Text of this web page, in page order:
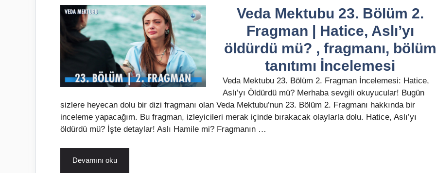
Veda Mektubu 23. Bölüm 2.
Fragman | Hatice, Aslı’yı
öldürdü mü? , fragmanı, bölüm
tanıtımı İncelemesi
Veda Mektubu 23. Bölüm 2. Fragman İncelemesi: Hatice,
Aslı’yı Öldürdü mü? Merhaba sevgili okuyucular! Bugün
sizlere heyecan dolu bir dizi fragmanı olan Veda Mektubu’nun 23. Bölüm 2. Fragmanı hakkında bir
inceleme yapacağım. Bu fragman, izleyicileri merak içinde bırakacak olaylarla dolu. Hatice, Aslı’yı
öldürdü mü? İşte detaylar! Aslı Hamile mi? Fragmanın …
Devamını oku